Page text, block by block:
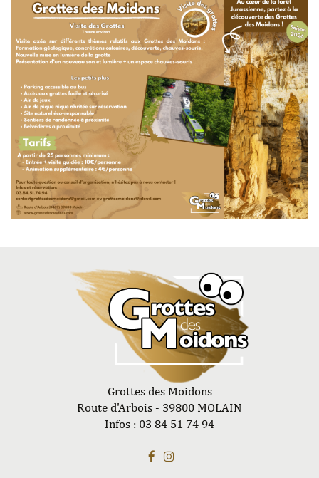
Grottes des Moidons
Route d'Arbois - 39800 MOLAIN
Infos : 03 84 51 74 94